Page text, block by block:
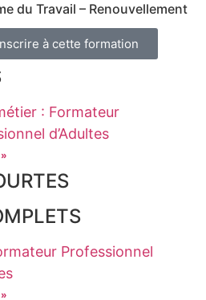
du Travail – Renouvellement
à cette formation
: Formateur
d’Adultes
Professionnel